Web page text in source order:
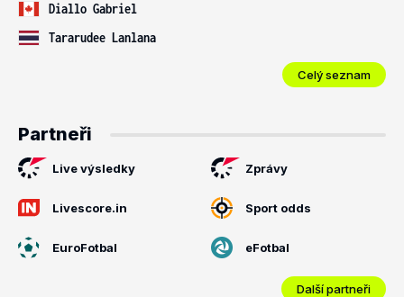
Diallo Gabriel
Tararudee Lanlana
Celý seznam
Partneři
Live výsledky Zprávy
Livescore.in Sport odds
EuroFotbal eFotbal
Další partneři